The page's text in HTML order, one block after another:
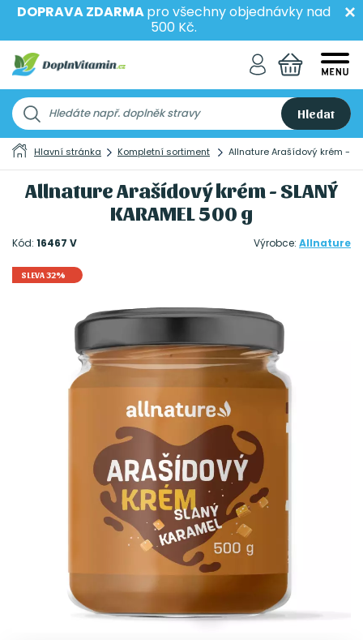
DOPRAVA ZDARMApro všechny objednávky nad
500 Kč.
Hledat
Hlavní stránka Kompletní sortiment Allnature Arašídový krém -
Allnature Arašídový krém - SLANÝ
KARAMEL 500 g
Kód: 16467 V Výrobce: Allnature
SLEVA 32%